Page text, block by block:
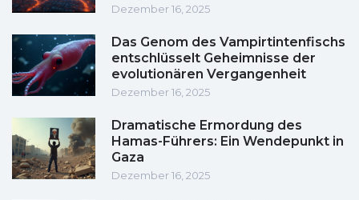
Dezember 16, 2025
Das Genom des Vampirtintenfischs
entschlüsselt Geheimnisse der
evolutionären Vergangenheit
Dezember 16, 2025
Dramatische Ermordung des
Hamas-Führers: Ein Wendepunkt in
Gaza
Dezember 16, 2025